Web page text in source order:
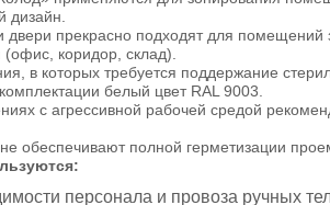
дизайн.
двери прекрасно подходят для
коридор, склад).
в которых требуется поддержание
белый цвет RAL 9003.
с агрессивной рабочей средой
обеспечивают полной герметизации
персонала и провоза ручных